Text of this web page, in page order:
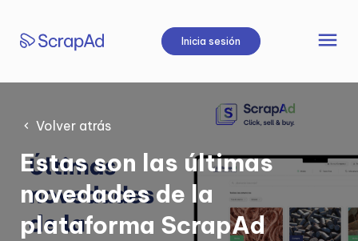
contenido
Inicia sesión menu
Volver atrás
Estas son las últimas
novedades de la
plataforma ScrapAd